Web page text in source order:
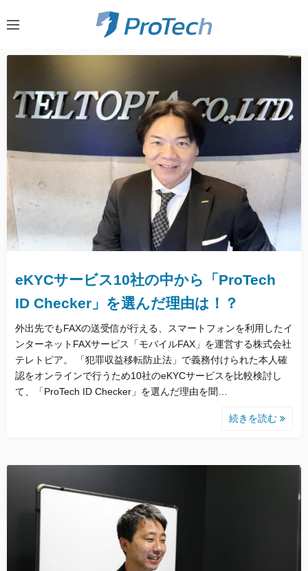
eKYCサービス10社の中から「ProTech
ID Checker」を選んだ理由は！？
外出先でもFAXの送受信が行える、スマートフォンを利用したイ
ンターネットFAXサービス「モバイルFAX」を運営する株式会社
テレトピア。 「犯罪収益移転防止法」で義務付けられた本人確
認をオンラインで行うため10社のeKYCサービスを比較検討し
て、「ProTech ID Checker」を選んだ理由を聞…
続きを読む